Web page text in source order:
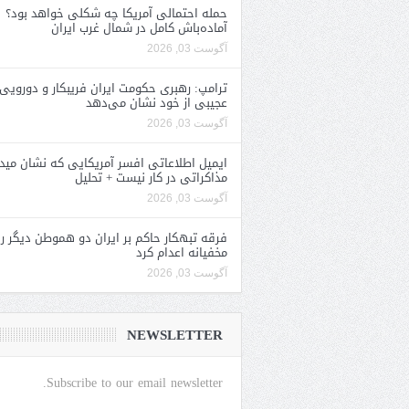
حمله احتمالی آمریکا چه شکلی خواهد بود؟
آماده‌باش کامل در شمال غرب ایران
آگوست 03, 2026
ترامپ: رهبری حکومت ایران فریبکار و دورویی
عجیبی از خود نشان می‌دهد
آگوست 03, 2026
ایمیل اطلاعاتی افسر آمریکایی که نشان
مذاکراتی در کار نیست + تحلیل
آگوست 03, 2026
فرقه تبهکار حاکم بر ایران دو هموطن دیگر
مخفیانه اعدام کرد
آگوست 03, 2026
NEWSLETTER
Subscribe to our email newsletter.